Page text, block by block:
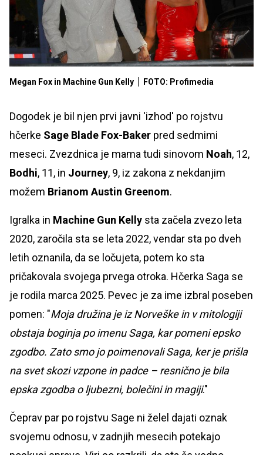
Megan Fox in Machine Gun Kelly FOTO: Profimedia
Dogodek je bil njen prvi javni 'izhod' po rojstvu
hčerke Sage Blade Fox-Baker pred sedmimi
meseci. Zvezdnica je mama tudi sinovom Noah, 12,
Bodhi, 11, in Journey, 9, iz zakona z nekdanjim
možem Brianom Austin Greenom.
Igralka in Machine Gun Kelly sta začela zvezo leta
2020, zaročila sta se leta 2022, vendar sta po dveh
letih oznanila, da se ločujeta, potem ko sta
pričakovala svojega prvega otroka. Hčerka Saga se
je rodila marca 2025. Pevec je za ime izbral poseben
pomen: "Moja družina je iz Norveške in v mitologiji
obstaja boginja po imenu Saga, kar pomeni epsko
zgodbo. Zato smo jo poimenovali Saga, ker je prišla
na svet skozi vzpone in padce – resnično je bila
epska zgodba o ljubezni, bolečini in magiji."
Čeprav par po rojstvu Sage ni želel dajati oznak
svojemu odnosu, v zadnjih mesecih potekajo